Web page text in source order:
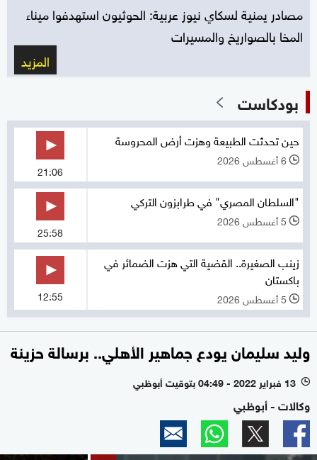
مصادر يمنية لسكاي نيوز عربية: الحوثيون استهدفوا ميناء
المخا بالصواريخ والمسيرات
المزيد
بودكاست
حين تحدثت الطبيعة وهزت أرض المحروسة
l 6 أغسطس 2026
21:06
"السلطان المصري" في طرابزون التركي
l 5 أغسطس 2026
25:58
زينب الصغيرة.. القضية التي هزت الضمائر في
باكستان
l 5 أغسطس 2026 12:55
وليد سليمان يودع جماهير الأهلي.. برسالة حزينة
l 13 فبراير 2022 - 04:49 بتوقيت أبوظبي
وكالات - أبوظبي